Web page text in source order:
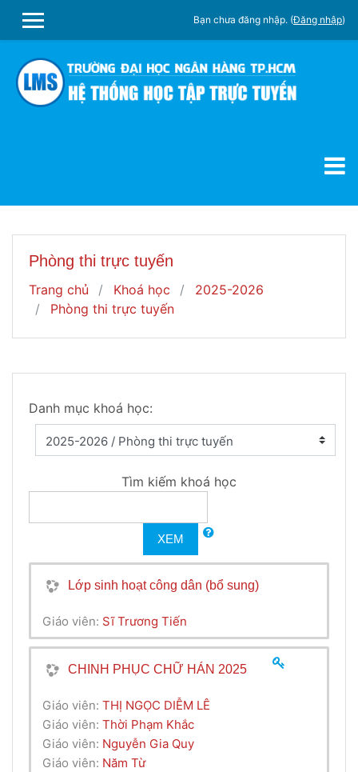
SIDE PANEL
Bạn chưa đăng nhập. (Đăng nhập)
Phòng thi trực tuyến
Trang chủ Khoá học
2025-2026
Phòng thi trực tuyến
Danh mục khoá học:
Tìm kiếm khoá học
XEM
Lớp sinh hoạt công dân (bổ sung)
Giáo viên: Sĩ Trương Tiến
CHINH PHỤC CHỮ HÁN 2025
Giáo viên: THỊ NGỌC DIỄM LÊ
Giáo viên: Thời Phạm Khắc
Giáo viên: Nguyễn Gia Quy
Giáo viên: Năm Từ